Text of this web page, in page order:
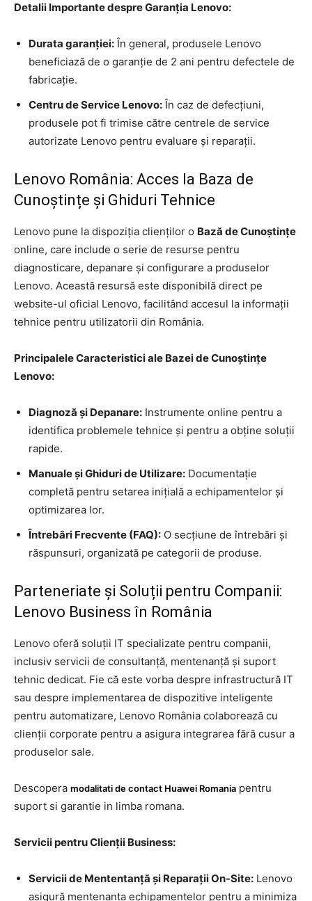
Detalii Importante despre Garanția Lenovo:
Durata garanției: În general, produsele Lenovo
beneficiază de o garanție de 2 ani pentru defectele de
fabricație.
Centru de Service Lenovo: În caz de defecțiuni,
produsele pot fi trimise către centrele de service
autorizate Lenovo pentru evaluare și reparații.
Lenovo România: Acces la Baza de
Cunoștințe și Ghiduri Tehnice
Lenovo pune la dispoziția clienților o Bază de Cunoștințe
online, care include o serie de resurse pentru
diagnosticare, depanare și configurare a produselor
Lenovo. Această resursă este disponibilă direct pe
website-ul oficial Lenovo, facilitând accesul la informații
tehnice pentru utilizatorii din România.
Principalele Caracteristici ale Bazei de Cunoștințe
Lenovo:
Diagnoză și Depanare: Instrumente online pentru a
identifica problemele tehnice și pentru a obține soluții
rapide.
Manuale și Ghiduri de Utilizare: Documentație
completă pentru setarea inițială a echipamentelor și
optimizarea lor.
Întrebări Frecvente (FAQ): O secțiune de întrebări și
răspunsuri, organizată pe categorii de produse.
Parteneriate și Soluții pentru Companii:
Lenovo Business în România
Lenovo oferă soluții IT specializate pentru companii,
inclusiv servicii de consultanță, mentenanță și suport
tehnic dedicat. Fie că este vorba despre infrastructură IT
sau despre implementarea de dispozitive inteligente
pentru automatizare, Lenovo România colaborează cu
clienții corporate pentru a asigura integrarea fără cusur a
produselor sale.
Descopera modalitati de contact Huawei Romania pentru
suport si garantie in limba romana.
Servicii pentru Clienții Business:
Servicii de Mententanță și Reparații On-Site: Lenovo
asigură mentenanța echipamentelor pentru a minimiza